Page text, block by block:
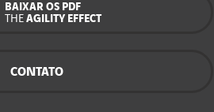
BAIXAR OS PDF
THE AGILITY EFFECT
CONTATO